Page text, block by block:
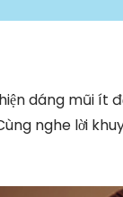
dáng mũi ít
nghe lời